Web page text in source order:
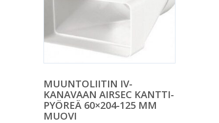
MUUNTOLIITIN IV-
KANAVAAN AIRSEC KANTTI-
PYÖREÄ 60×204-125 MM
MUOVI